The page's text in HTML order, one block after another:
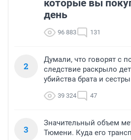
которые вы
день
96 883 131
2
Думали, что говорят с
следствие раскрыло
убийства брата и
39 324 47
3
Значительный объем
Тюмени. Куда его